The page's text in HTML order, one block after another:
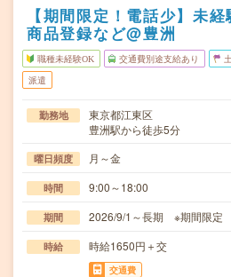
【期間限定！電話少】未
商品登録など@豊洲
職種未経験OK 交通費別途支給あり
派遣
勤務地
東京都江東区
豊洲駅から徒歩5分
曜日頻度 月～金
時間 9:00～18:00
期間 2026/9/1～長期 ※期間限定
時給 時給1650円＋交
交通費